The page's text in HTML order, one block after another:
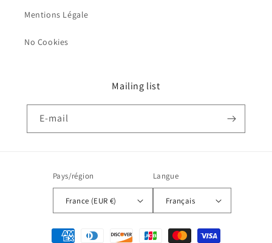
Mentions Légale
No Cookies
Mailing list
E-mail
Pays/région
France (EUR €)
Langue
Français
Moyens